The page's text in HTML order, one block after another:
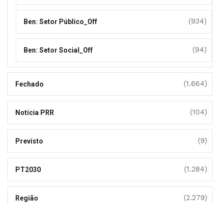
Ben: Setor Público_Off (934)
Ben: Setor Social_Off (94)
Fechado (1.664)
Notícia PRR (104)
Previsto (9)
PT2030 (1.284)
Região (2.279)